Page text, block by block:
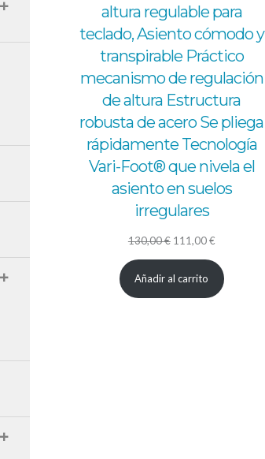
altura regulable para
teclado, Asiento cómodo y
transpirable Práctico
mecanismo de regulación
de altura Estructura
robusta de acero Se pliega
rápidamente Tecnología
Vari-Foot® que nivela el
asiento en suelos
irregulares
130,00€ El
precio
original
111,00€El
precio
actual
Añadir al carrito